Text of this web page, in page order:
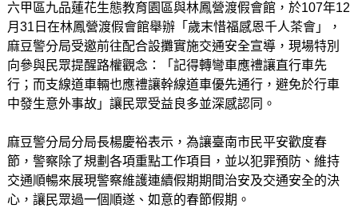
六甲區九品蓮花生態教育園區與林鳳營渡假會館，於107年12
月31日在林鳳營渡假會館舉辦「歲末惜福感恩千人茶會」，
麻豆警分局受邀前往配合設攤實施交通安全宣導，現場特別
向參與民眾提醒路權觀念：「記得轉彎車應禮讓直行車先
行；而支線道車輛也應禮讓幹線道車優先通行，避免於行車
中發生意外事故」讓民眾受益良多並深感認同。
麻豆警分局分局長楊慶裕表示，為讓臺南市民平安歡度春
節，警察除了規劃各項重點工作項目，並以犯罪預防、維持
交通順暢來展現警察維護連續假期期間治安及交通安全的決
心，讓民眾過一個順遂、如意的春節假期。